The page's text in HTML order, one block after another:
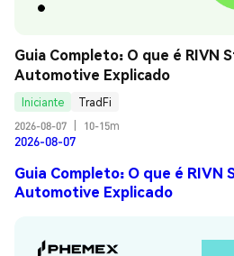
Guia Completo: O que é RIVN
Automotive Explicado
Iniciante
TradFi
2026-08-07
10-15m
2026-08-07
Guia Completo: O que é RIVN
Automotive Explicado